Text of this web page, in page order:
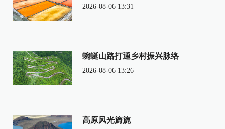
2026-08-06 13:31
蜿蜒山路打通乡村振兴脉络
2026-08-06 13:26
高原风光旖旎